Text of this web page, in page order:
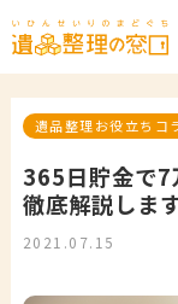
遺品整理お役立ちコ
365日貯金で7
徹底解説しま
2021.07.15